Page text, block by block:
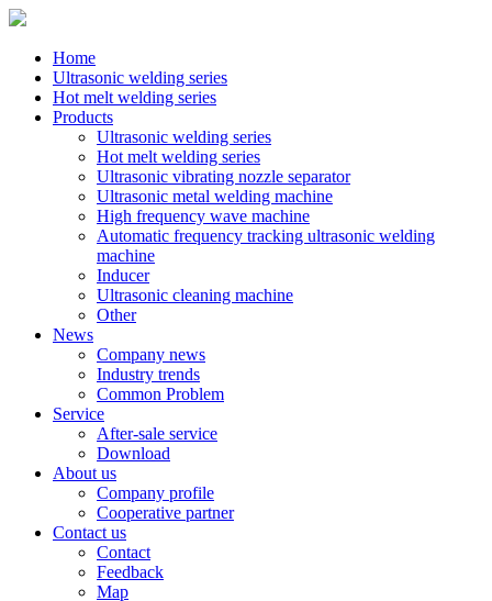
Home
Ultrasonic welding series
Hot melt welding series
Products
Ultrasonic welding series
Hot melt welding series
Ultrasonic vibrating nozzle separator
Ultrasonic metal welding machine
High frequency wave machine
Automatic frequency tracking ultrasonic welding
machine
Inducer
Ultrasonic cleaning machine
Other
News
Company news
Industry trends
Common Problem
Service
After-sale service
Download
About us
Company profile
Cooperative partner
Contact us
Contact
Feedback
Map